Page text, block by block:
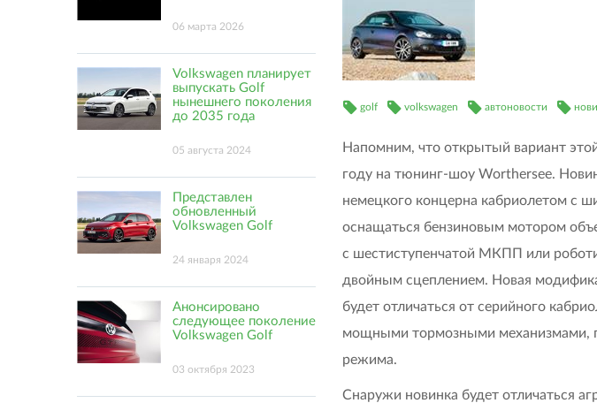
golf volkswagen автоновости
Напомним, что открытый вариант
году на тюнинг-шоу Worthersee.
немецкого концерна кабриолетом с
оснащаться бензиновым мотором
с шестиступенчатой МКПП или
двойным сцеплением. Новая
будет отличаться от серийного
мощными тормозными механизмами,
режима.
Снаружи новинка будет отличаться
06 марта 2026
Volkswagen планирует
выпускать Golf
нынешнего поколения
до 2035 года
05 августа 2024
Представлен
обновленный
Volkswagen Golf
24 января 2024
Анонсировано
следующее поколение
Volkswagen Golf
03 октября 2023